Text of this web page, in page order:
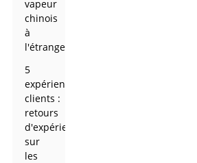
vapeur
chinois
à
l'étranger
5
expériences
clients :
retours
d'expérience
sur
les